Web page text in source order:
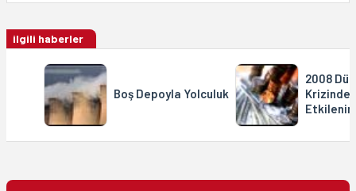
ilgili haberler
Boş Depoyla Yolculuk
2008